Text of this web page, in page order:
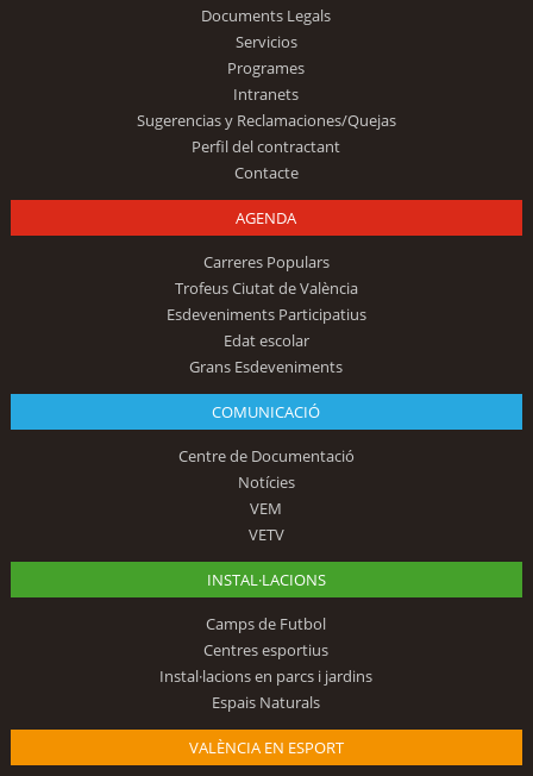
Documents Legals
Servicios
Programes
Intranets
Sugerencias y Reclamaciones/Quejas
Perfil del contractant
Contacte
AGENDA
Carreres Populars
Trofeus Ciutat de València
Esdeveniments Participatius
Edat escolar
Grans Esdeveniments
COMUNICACIÓ
Centre de Documentació
Notícies
VEM
VETV
INSTAL·LACIONS
Camps de Futbol
Centres esportius
Instal·lacions en parcs i jardins
Espais Naturals
VALÈNCIA EN ESPORT